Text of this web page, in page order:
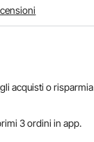
acquisti o risparmia
3 ordini in app.